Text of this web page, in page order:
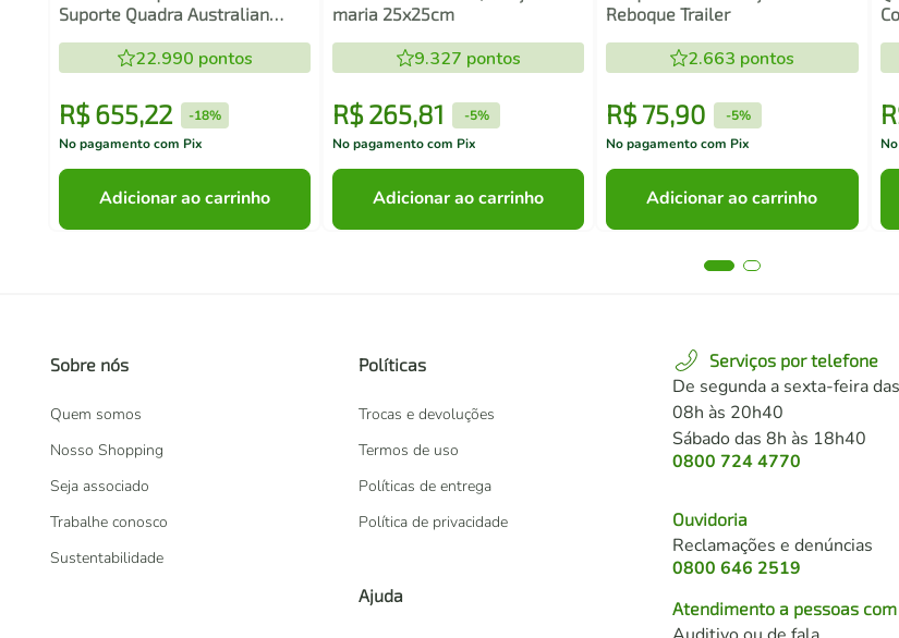
Suporte Quadra Australian
22.990 pontos
R$ 655,22 -18%
No pagamento com Pix
Adicionar ao carrinho
maria 25x25cm
9.327 pontos
R$ 265,81 -5%
No pagamento com Pix
Adicionar ao carrinho
Reboque Trailer
2.663 pontos
R$75,90 -5%
No pagamento com Pix
Adicionar ao carrinho
Sobre nós
Quem somos
Nosso Shopping
Seja associado
Trabalhe conosco
Sustentabilidade
Políticas
Trocas e devoluções
Termos de uso
Políticas de entrega
Política de privacidade
Ajuda
Serviços por telefone
De segunda a sexta-feira das
08h às 20h40
Sábado das 8h às 18h40
0800 724 4770
Ouvidoria
Reclamações e denúncias
0800 646 2519
Atendimento a pessoas